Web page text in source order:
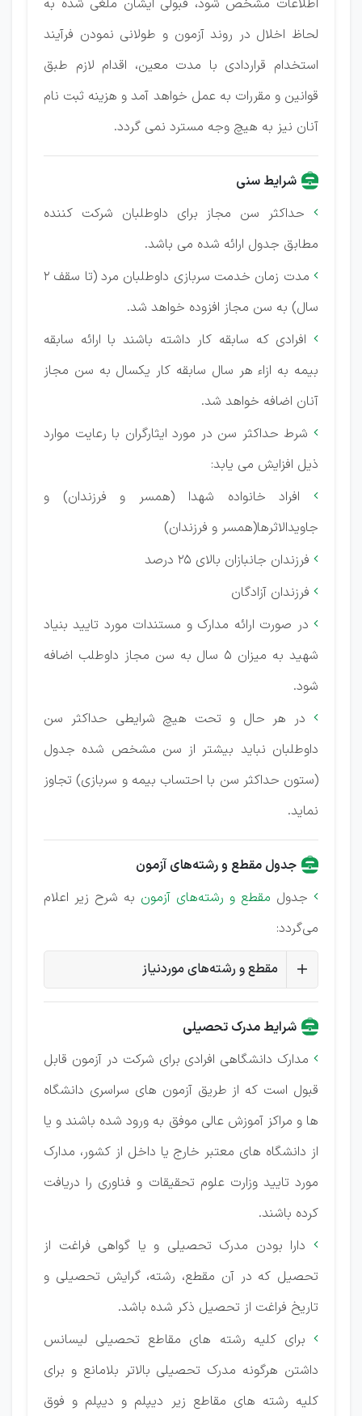
اطلاعات مشخص شود، قبولی ایشان ملغی شده به
لحاظ اخلال در روند آزمون و طولانی نمودن فرآیند
استخدام قراردادی با مدت معین، اقدام لازم طبق
قوانین و مقررات به عمل خواهد آمد و هزینه ثبت نام
آنان نیز به هیچ وجه مسترد نمی گردد.
شرایط سنی

حداکثر سن مجاز برای داوطلبان شرکت کننده
مطابق جدول ارائه شده می باشد.

مدت زمان خدمت سربازی داوطلبان مرد (تا سقف 2
سال) به سن مجاز افزوده خواهد شد.

افرادی که سابقه کار داشته باشند با ارائه سابقه
بیمه به ازاء هر سال سابقه کار یکسال به سن مجاز
آنان اضافه خواهد شد.
 شرط حداکثر سن در مورد ایثارگران با رعایت موارد
ذیل افزایش می یابد:

افراد خانواده شهدا (همسر و فرزندان) و
جاویدالاثرها(همسر و فرزندان)
 فرزندان جانبازان بالای 25 درصد
 فرزندان آزادگان
 در صورت ارائه مدارک و مستندات مورد تایید بنیاد
شهید به میزان 5 سال به سن مجاز داوطلب اضافه
شود.

در هر حال و تحت هیچ شرایطی حداکثر سن
داوطلبان نباید بیشتر از سن مشخص شده جدول
(ستون حداکثر سن با احتساب بیمه و سربازی) تجاوز
نماید.
جدول مقطع و رشته‌های آزمون
 جدول مقطع و رشته‌های آزمون به شرح زیر اعلام
می‌گردد:
مقطع و رشته‌های موردنیاز
شرایط مدرک تحصیلی
 مدارک دانشگاهی افرادی برای شرکت در آزمون قابل
قبول است که از طریق آزمون های سراسری دانشگاه
ها و مراکز آموزش عالی موفق به ورود شده باشند و یا
از دانشگاه های معتبر خارج یا داخل از کشور، مدارک
مورد تایید وزارت علوم تحقیقات و فناوری را دریافت
کرده باشند.

دارا بودن مدرک تحصیلی و یا گواهی فراغت از
تحصیل که در آن مقطع، رشته، گرایش تحصیلی و
تاریخ فراغت از تحصیل ذکر شده باشد.

برای کلیه رشته های مقاطع تحصیلی لیسانس
داشتن هرگونه مدرک تحصیلی بالاتر بلامانع و برای
کلیه رشته های مقاطع زیر دیپلم و دیپلم و فوق